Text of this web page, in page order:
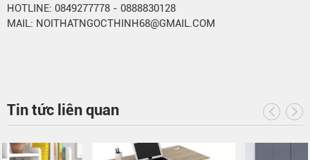
HOTLINE: 0849277778 - 0888830128
MAIL: NOITHATNGOCTHINH68@GMAIL.COM
Tin tức liên quan